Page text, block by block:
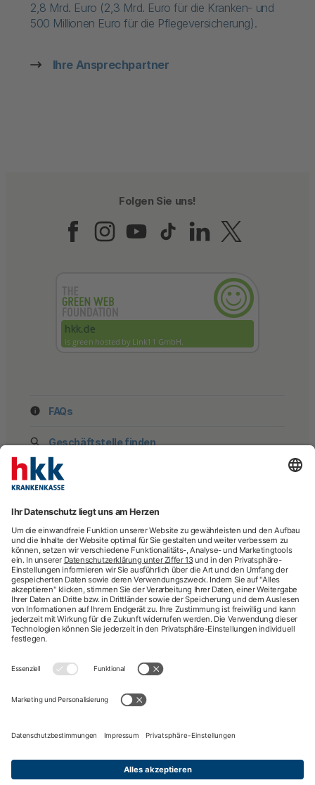
2,8 Mrd. Euro (2,3 Mrd. Euro für die Kranken- und
500 Millionen Euro für die Pflegeversicherung).
Ihre Ansprechpartner
Folgen Sie uns!
Folgen Sie uns auf
Folgen Sie uns auf
Folgen Sie uns
Folgen Sie
Folgen
FAQs
Geschäftstelle finden
hkk Krankenkasse
28185 Bremen
Beratung
Newsletter
Mehr Kontaktdaten
Arztsuche
Arzttermin-Service
ICD-Diagnosesuche
Krankenhaussuche
Sporttelefon
Impressum
Nutzungsbedingungen
Datenschutzbestimmungen
Barrierefreiheit
Privatsphäre-Einstellungen